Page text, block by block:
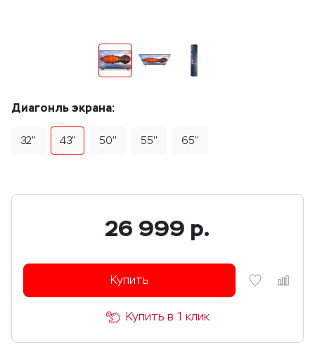
Диагонль экрана:
32'' 43" 50'' 55'' 65''
26 999 р.
Купить
Купить в 1 клик